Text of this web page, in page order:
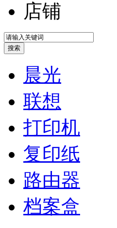
店铺
晨光
联想
打印机
复印纸
路由器
档案盒